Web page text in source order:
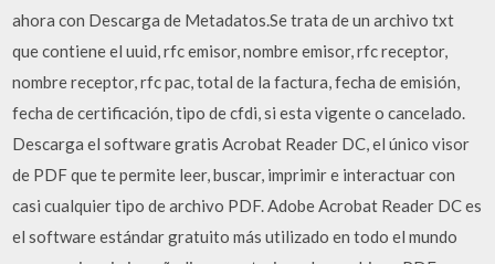
ahora con Descarga de Metadatos.Se trata de un archivo txt
que contiene el uuid, rfc emisor, nombre emisor, rfc receptor,
nombre receptor, rfc pac, total de la factura, fecha de emisión,
fecha de certificación, tipo de cfdi, si esta vigente o cancelado.
Descarga el software gratis Acrobat Reader DC, el único visor
de PDF que te permite leer, buscar, imprimir e interactuar con
casi cualquier tipo de archivo PDF. Adobe Acrobat Reader DC es
el software estándar gratuito más utilizado en todo el mundo